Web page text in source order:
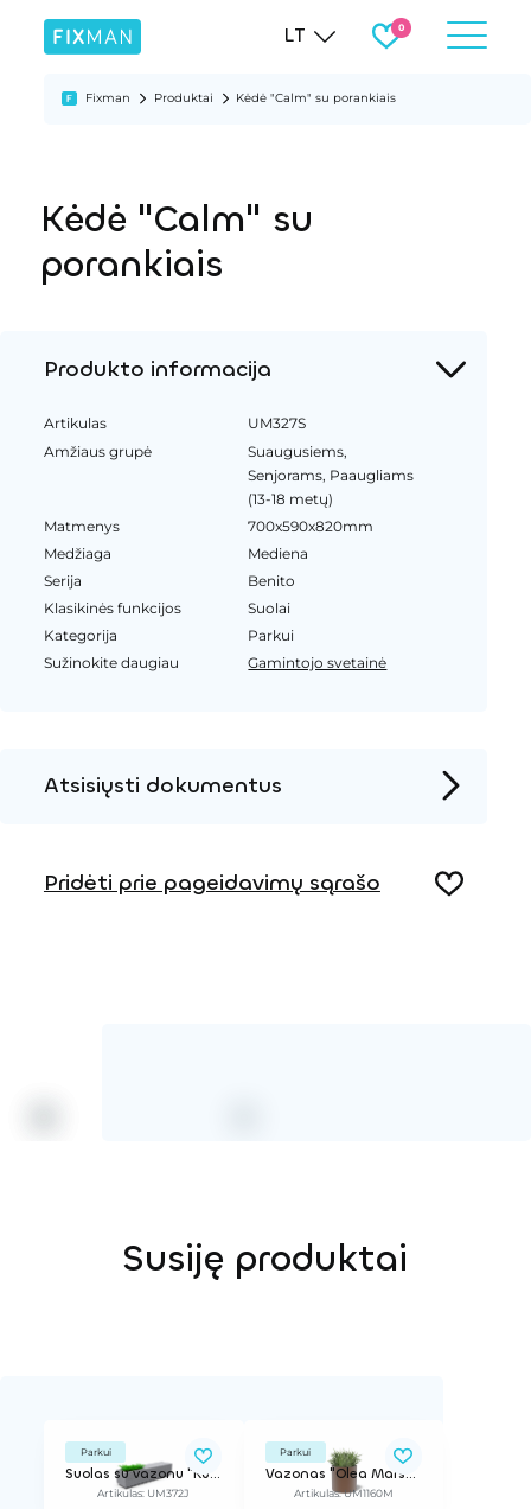
LT
Fixman Produktai Kėdė "Calm" su porankiais
Kėdė "Calm" su
porankiais
Produkto informacija
Artikulas
UM327S
Amžiaus grupė
Suaugusiems,
Senjorams, Paaugliams
(13-18 metų)
Matmenys
700x590x820mm
Medžiaga
Mediena
Serija
Benito
Klasikinės funkcijos
Suolai
Kategorija
Parkui
Sužinokite daugiau
Gamintojo svetainė
Atsisiųsti dokumentus
Pridėti prie pageidavimų sąrašo
Susiję produktai
Parkui
Suolas su vazonu "Kube"
Artikulas: UM372J
Parkui
Vazonas "Olea Marson"
Artikulas: UM1160M